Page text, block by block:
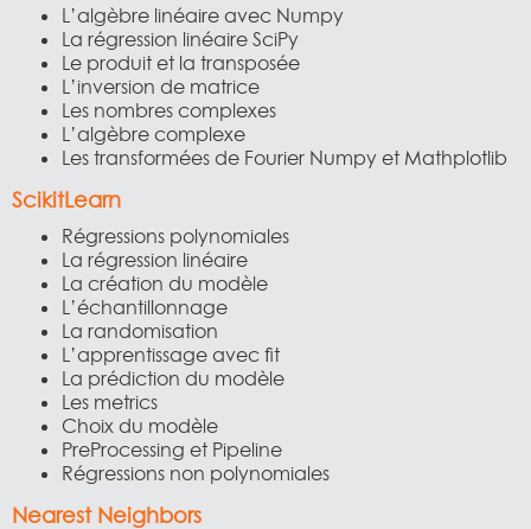
L’algèbre linéaire avec Numpy
La régression linéaire SciPy
Le produit et la transposée
L’inversion de matrice
Les nombres complexes
L’algèbre complexe
Les transformées de Fourier Numpy et Mathplotlib
ScikitLearn
Régressions polynomiales
La régression linéaire
La création du modèle
L’échantillonnage
La randomisation
L’apprentissage avec fit
La prédiction du modèle
Les metrics
Choix du modèle
PreProcessing et Pipeline
Régressions non polynomiales
Nearest Neighbors